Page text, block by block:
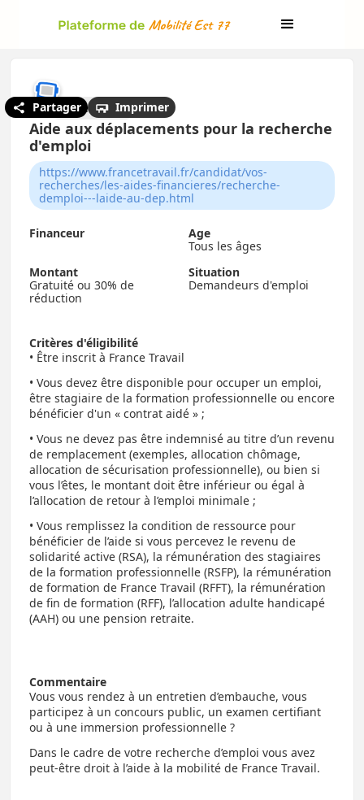
← Mes aides
Aide aux déplacements pour la recherche
d'emploi
https://www.francetravail.fr/candidat/vos-
recherches/les-aides-financieres/recherche-
demploi---laide-au-dep.html
Partager Imprimer
Financeur
Age
Tous les âges
Montant
Gratuité ou 30% de
réduction
Situation
Demandeurs d'emploi
Critères d'éligibilité
• Être inscrit à France Travail
• Vous devez être disponible pour occuper un emploi,
être stagiaire de la formation professionnelle ou encore
bénéficier d'un « contrat aidé » ;
• Vous ne devez pas être indemnisé au titre d’un revenu
de remplacement (exemples, allocation chômage,
allocation de sécurisation professionnelle), ou bien si
vous l’êtes, le montant doit être inférieur ou égal à
l’allocation de retour à l’emploi minimale ;
• Vous remplissez la condition de ressource pour
bénéficier de l’aide si vous percevez le revenu de
solidarité active (RSA), la rémunération des stagiaires
de la formation professionnelle (RSFP), la rémunération
de formation de France Travail (RFFT), la rémunération
de fin de formation (RFF), l’allocation adulte handicapé
(AAH) ou une pension retraite.
Commentaire
Vous vous rendez à un entretien d’embauche, vous
participez à un concours public, un examen certifiant
ou à une immersion professionnelle ?
Dans le cadre de votre recherche d’emploi vous avez
peut-être droit à l’aide à la mobilité de France Travail.